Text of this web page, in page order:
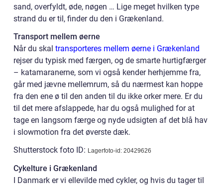
sand, overfyldt, øde, nøgen … Lige meget hvilken type
strand du er til, finder du den i Grækenland.
Transport mellem øerne
Når du skal transporteres mellem øerne i Grækenland
rejser du typisk med færgen, og de smarte hurtigfærger
– katamaranerne, som vi også kender herhjemme fra,
går med jævne mellemrum, så du nærmest kan hoppe
fra den ene ø til den anden til du ikke orker mere. Er du
til det mere afslappede, har du også mulighed for at
tage en langsom færge og nyde udsigten af det blå hav
i slowmotion fra det øverste dæk.
Shutterstock foto ID: Lagerfoto-id: 20429626
Cykelture i Grækenland
I Danmark er vi ellevilde med cykler, og hvis du tager til